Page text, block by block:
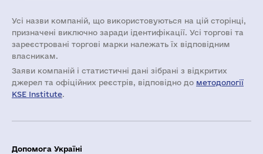
Усі назви компаній, що використовуються на цій сторінці,
призначені виключно заради ідентифікації. Усі торгові та
зареєстровані торгові марки належать їх відповідним
власникам.
Заяви компаній i статистичні дані зібрані з відкритих
джерел та офіційних реєстрів, відповідно до методології
KSE Institute.
Допомога Україні